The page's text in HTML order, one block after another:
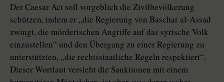
Der Caesar Act soll vorgeblich die Zivilbevölkerung
schützen, indem er „die Regierung von Baschar al-Assad
zwingt, die mörderischen Angriffe auf das syrische Volk
einzustellen“ und den Übergang zu einer Regierung zu
unterstützten, „die rechtsstaatliche Regeln respektiert“.
Dieser Wortlaut versieht die Sanktionen mit einem